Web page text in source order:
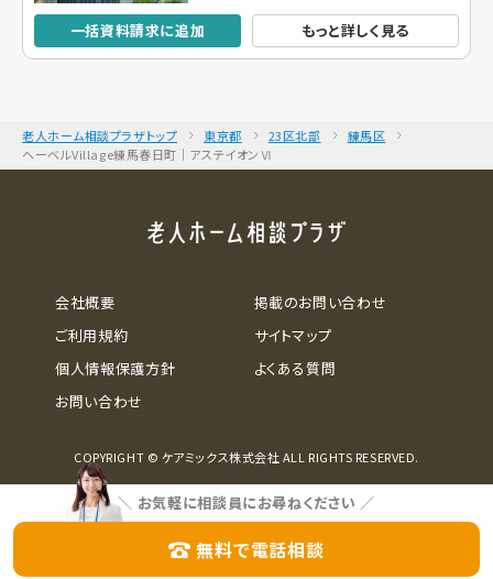
一括資料請求に追加 もっと詳しく見る
老人ホーム相談プラザトップ 東京都 23区北部
練馬区
ヘーベルVillage練馬春日町｜アステイオンⅥ
＼ お気軽に相談員にお尋ねください ／
無料で電話相談
会社概要
ご利用規約
個人情報保護方針
お問い合わせ
掲載のお問い合わせ
サイトマップ
よくある質問
COPYRIGHT © ケアミックス株式会社 ALL RIGHTS RESERVED.